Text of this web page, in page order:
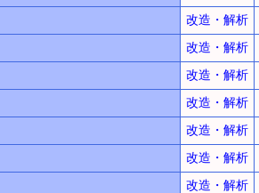
改造・解析
改造・解析
改造・解析
改造・解析
改造・解析
改造・解析
改造・解析